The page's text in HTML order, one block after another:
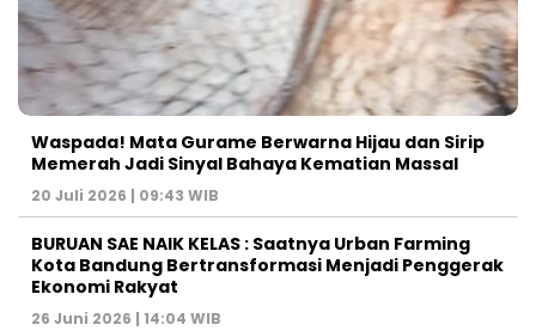
Waspada! Mata Gurame Berwarna Hijau dan Sirip
Memerah Jadi Sinyal Bahaya Kematian Massal
20 Juli 2026 | 09:43 WIB
BURUAN SAE NAIK KELAS : Saatnya Urban Farming
Kota Bandung Bertransformasi Menjadi Penggerak
Ekonomi Rakyat
26 Juni 2026 | 14:04 WIB